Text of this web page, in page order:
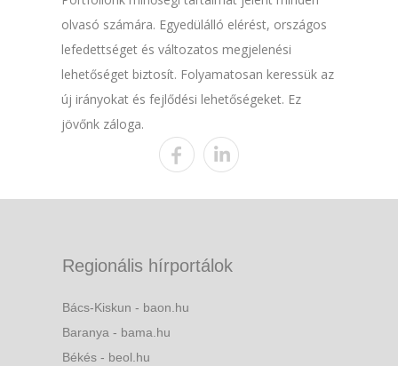
olvasó számára. Egyedülálló elérést, országos
lefedettséget és változatos megjelenési
lehetőséget biztosít. Folyamatosan keressük az
új irányokat és fejlődési lehetőségeket. Ez
jövőnk záloga.
Regionális hírportálok
Bács-Kiskun - baon.hu
Baranya - bama.hu
Békés - beol.hu